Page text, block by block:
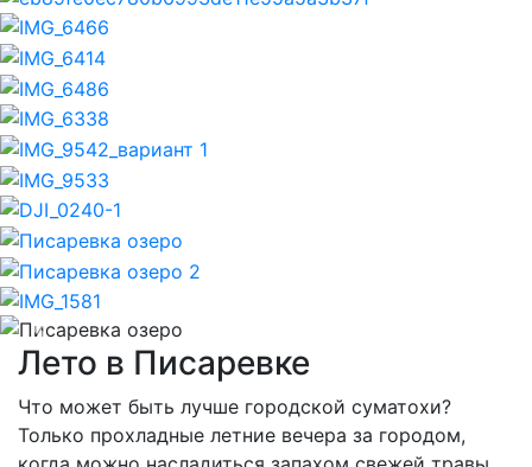
Previous
Лето в Писаревке
Что может быть лучше городской суматохи?
Только прохладные летние вечера за городом,